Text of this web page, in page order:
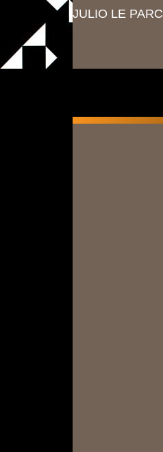
JULIO LE PARC